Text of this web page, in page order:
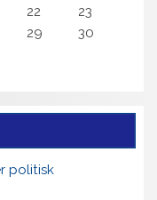
22
23
29
30
politisk